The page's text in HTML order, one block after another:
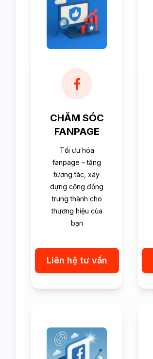
CHĂM SÓC
FANPAGE
Tối ưu hóa
fanpage – tăng
tương tác, xây
dựng cộng đồng
trung thành cho
thương hiệu của
bạn
Liên hệ tư vấn